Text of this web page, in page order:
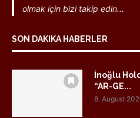
olmak için bizi takip edin...
SON DAKIKA HABERLER
İnoğlu
“AR-GE...
8. August